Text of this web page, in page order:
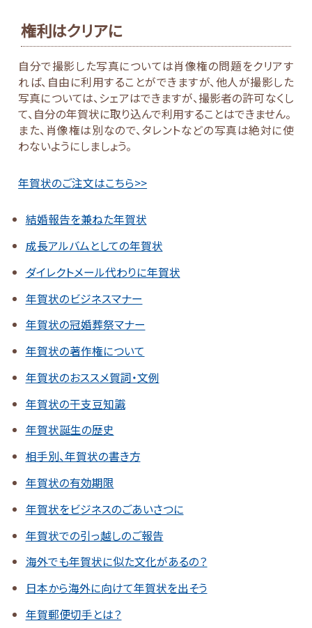
権利はクリアに
自分で撮影した写真については肖像権の問題をクリアす
れば、自由に利用することができますが、他人が撮影した
写真については、シェアはできますが、撮影者の許可なくし
て、自分の年賀状に取り込んで利用することはできません。
また、肖像権は別なので、タレントなどの写真は絶対に使
わないようにしましょう。
年賀状のご注文はこちら>>
結婚報告を兼ねた年賀状
成長アルバムとしての年賀状
ダイレクトメール代わりに年賀状
年賀状のビジネスマナー
年賀状の冠婚葬祭マナー
年賀状の著作権について
年賀状のおススメ賀詞・文例
年賀状の干支豆知識
年賀状誕生の歴史
相手別、年賀状の書き方
年賀状の有効期限
年賀状をビジネスのごあいさつに
年賀状での引っ越しのご報告
海外でも年賀状に似た文化があるの？
日本から海外に向けて年賀状を出そう
年賀郵便切手とは？